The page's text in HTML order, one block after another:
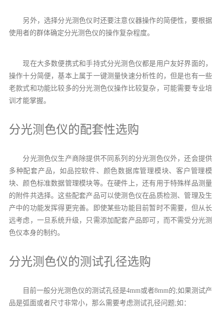
另外，选择分光测色仪时还要注意仪器操作的简便性，要根据
使用者的群体确定分光测色仪的操作复杂程度。
现在大多数便携式和手持式分光测色仪都是用户友好界面的，
操作十分简便，基本上属于一键测量快速分析性的，但是也有一些
老款式和功能比较多的分光测色仪操作比较复杂，可能需要专业培
训才能掌握。
分光测色仪的配套性选购
分光测色仪生产商除提供不同系列的分光测色仪外，还会提供
多种配套产品，如品控软件、颜色数据库管理模块、客户管理模
块、颜色标准数据管理模块等。在硬件上，还有用于特殊样品测量
的附件共选择。这些配套产品可以使测色仪在品质检测、管理及生
产中的功能发挥得更完善。即使某些功能目前暂时不需要，但从长
远考虑，一旦系统升级，只需添加配套产品即可，而不需受分光测
色仪本身的制约。
分光测色仪的测试孔径选购
目前一般分光测色仪的测试孔径是4mm或者8mm的;如果测试产
品是弧面或者尺寸非常小，那么需要考虑测试孔径问题;如：